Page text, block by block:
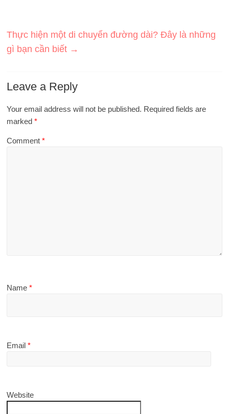
Thực hiện một di chuyển đường dài? Đây là những
gì bạn cần biết →
Leave a Reply
Your email address will not be published. Required fields are
marked*
Comment*
Name*
Email*
Website